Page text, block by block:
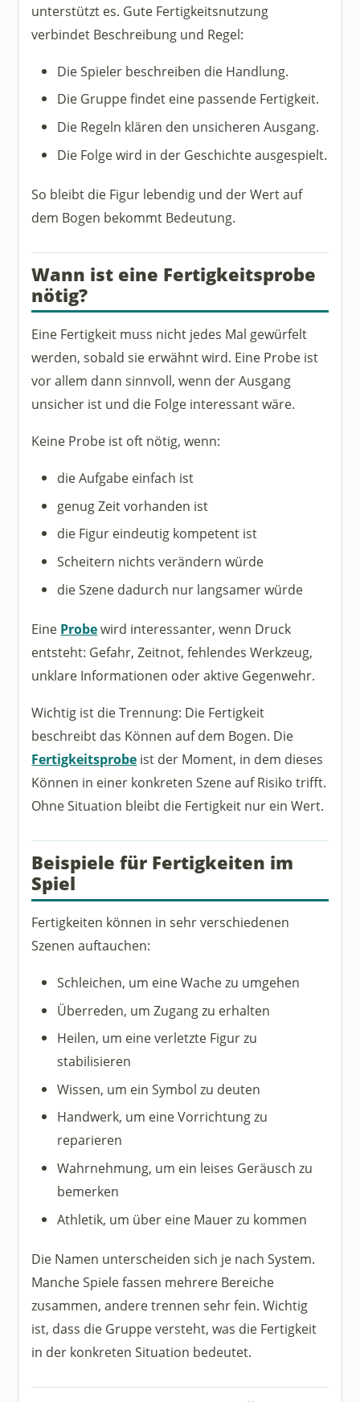
unterstützt es. Gute Fertigkeitsnutzung
verbindet Beschreibung und Regel:
Die Spieler beschreiben die Handlung.
Die Gruppe findet eine passende Fertigkeit.
Die Regeln klären den unsicheren Ausgang.
Die Folge wird in der Geschichte ausgespielt.
So bleibt die Figur lebendig und der Wert auf
dem Bogen bekommt Bedeutung.
Wann ist eine Fertigkeitsprobe
nötig?
Eine Fertigkeit muss nicht jedes Mal gewürfelt
werden, sobald sie erwähnt wird. Eine Probe ist
vor allem dann sinnvoll, wenn der Ausgang
unsicher ist und die Folge interessant wäre.
Keine Probe ist oft nötig, wenn:
die Aufgabe einfach ist
genug Zeit vorhanden ist
die Figur eindeutig kompetent ist
Scheitern nichts verändern würde
die Szene dadurch nur langsamer würde
Eine Probewird interessanter, wenn Druck
entsteht: Gefahr, Zeitnot, fehlendes Werkzeug,
unklare Informationen oder aktive Gegenwehr.
Wichtig ist die Trennung: Die Fertigkeit
beschreibt das Können auf dem Bogen. Die
Fertigkeitsprobe ist der Moment, in dem dieses
Können in einer konkreten Szene auf Risiko trifft.
Ohne Situation bleibt die Fertigkeit nur ein Wert.
Beispiele für Fertigkeiten im
Spiel
Fertigkeiten können in sehr verschiedenen
Szenen auftauchen:
Schleichen, um eine Wache zu umgehen
Überreden, um Zugang zu erhalten
Heilen, um eine verletzte Figur zu
stabilisieren
Wissen, um ein Symbol zu deuten
Handwerk, um eine Vorrichtung zu
reparieren
Wahrnehmung, um ein leises Geräusch zu
bemerken
Athletik, um über eine Mauer zu kommen
Die Namen unterscheiden sich je nach System.
Manche Spiele fassen mehrere Bereiche
zusammen, andere trennen sehr fein. Wichtig
ist, dass die Gruppe versteht, was die Fertigkeit
in der konkreten Situation bedeutet.